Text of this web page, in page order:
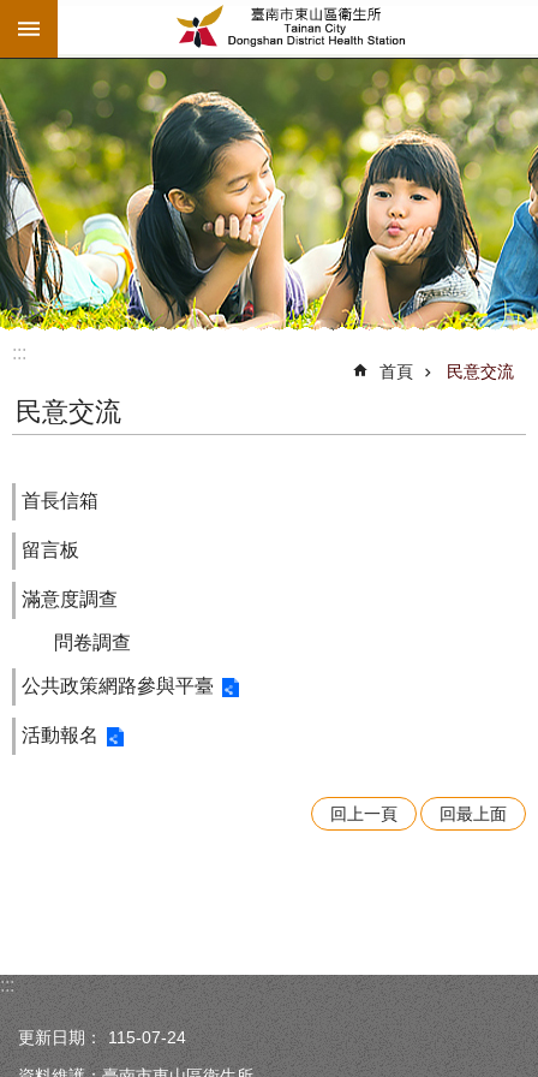
跳到主要內容區塊
:::
首頁 民意交流
民意交流
首長信箱
留言板
滿意度調查
問卷調查
公共政策網路參與平臺
活動報名
回上一頁 回最上面
:::
更新日期：
115-07-24